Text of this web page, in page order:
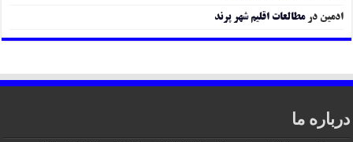
ادمین درمطالعات اقلیم شهر پرند
درباره ما